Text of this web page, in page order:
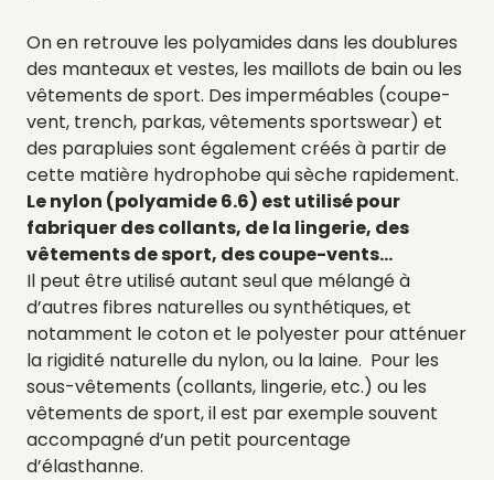
On en retrouve les polyamides dans les doublures
des manteaux et vestes, les maillots de bain ou les
vêtements de sport. Des imperméables (coupe-
vent, trench, parkas, vêtements sportswear) et
des parapluies sont également créés à partir de
cette matière hydrophobe qui sèche rapidement.
Le nylon (polyamide 6.6) est utilisé pour
fabriquer des collants, de la lingerie, des
vêtements de sport, des coupe-vents…
Il peut être utilisé autant seul que mélangé à
d’autres fibres naturelles ou synthétiques, et
notamment le coton et le polyester pour atténuer
la rigidité naturelle du nylon, ou la laine. Pour les
sous-vêtements (collants, lingerie, etc.) ou les
vêtements de sport, il est par exemple souvent
accompagné d’un petit pourcentage
d’élasthanne.